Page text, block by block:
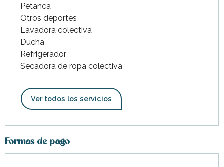
Petanca
Otros deportes
Lavadora colectiva
Ducha
Refrigerador
Secadora de ropa colectiva
Ver todos los servicios
Formas de pago